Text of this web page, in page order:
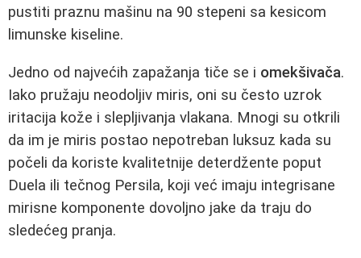
pustiti praznu mašinu na 90 stepeni sa kesicom
limunske kiseline.
Jedno od najvećih zapažanja tiče se i omekšivača.
Iako pružaju neodoljiv miris, oni su često uzrok
iritacija kože i slepljivanja vlakana. Mnogi su otkrili
da im je miris postao nepotreban luksuz kada su
počeli da koriste kvalitetnije deterdžente poput
Duela ili tečnog Persila, koji već imaju integrisane
mirisne komponente dovoljno jake da traju do
sledećeg pranja.